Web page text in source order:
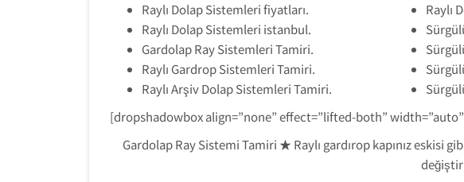
Raylı Dolap Sistemleri fiyatları.
Raylı Dolap Sistemleri istanbul.
Gardolap Ray Sistemleri Tamiri.
Raylı Gardrop Sistemleri Tamiri.
Raylı Arşiv Dolap Sistemleri Tamiri.
Raylı
[dropshadowbox align=”none” effect=”lifted-both”
Gardolap Ray Sistemi Tamiri ★ Raylı gardırop kapınız eskisi